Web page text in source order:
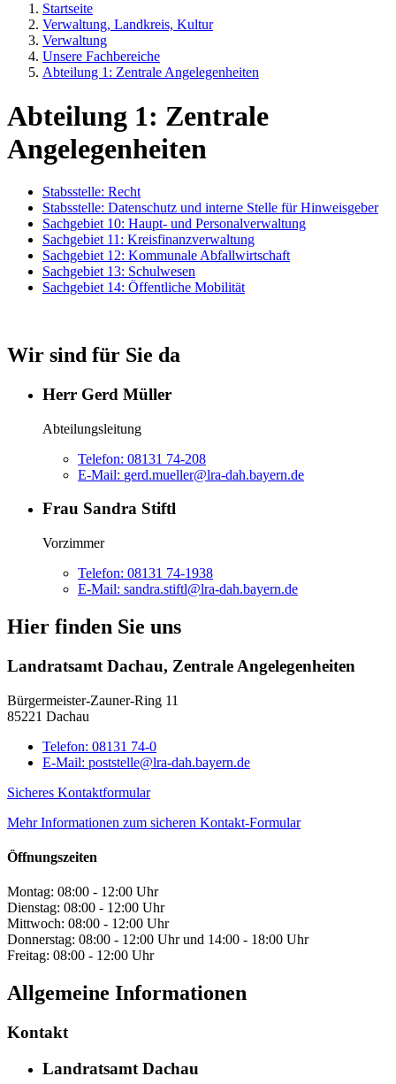
Startseite
Verwaltung, Landkreis, Kultur
Verwaltung
Unsere Fachbereiche
Abteilung 1: Zentrale Angelegenheiten
Abteilung 1: Zentrale
Angelegenheiten
Stabsstelle: Recht
Stabsstelle: Datenschutz und interne Stelle für Hinweisgeber
Sachgebiet 10: Haupt- und Personalverwaltung
Sachgebiet 11: Kreisfinanzverwaltung
Sachgebiet 12: Kommunale Abfallwirtschaft
Sachgebiet 13: Schulwesen
Sachgebiet 14: Öffentliche Mobilität
Wir sind für Sie da
Herr Gerd Müller
Abteilungsleitung
Telefon: 08131 74-208
E-Mail: gerd.mueller@lra-dah.bayern.de
Frau Sandra Stiftl
Vorzimmer
Telefon: 08131 74-1938
E-Mail: sandra.stiftl@lra-dah.bayern.de
Hier finden Sie uns
Landratsamt Dachau, Zentrale Angelegenheiten
Bürgermeister-Zauner-Ring 11
85221 Dachau
Telefon: 08131 74-0
E-Mail: poststelle@lra-dah.bayern.de
Sicheres Kontaktformular
Mehr Informationen zum sicheren Kontakt-Formular
Öffnungszeiten
Montag: 08:00 - 12:00 Uhr
Dienstag: 08:00 - 12:00 Uhr
Mittwoch: 08:00 - 12:00 Uhr
Donnerstag: 08:00 - 12:00 Uhr und 14:00 - 18:00 Uhr
Freitag: 08:00 - 12:00 Uhr
Allgemeine Informationen
Kontakt
Landratsamt Dachau